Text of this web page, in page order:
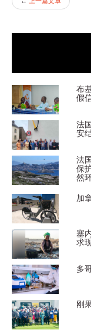
布
假
法
安
法
保
然
加
塞
求
多
刚